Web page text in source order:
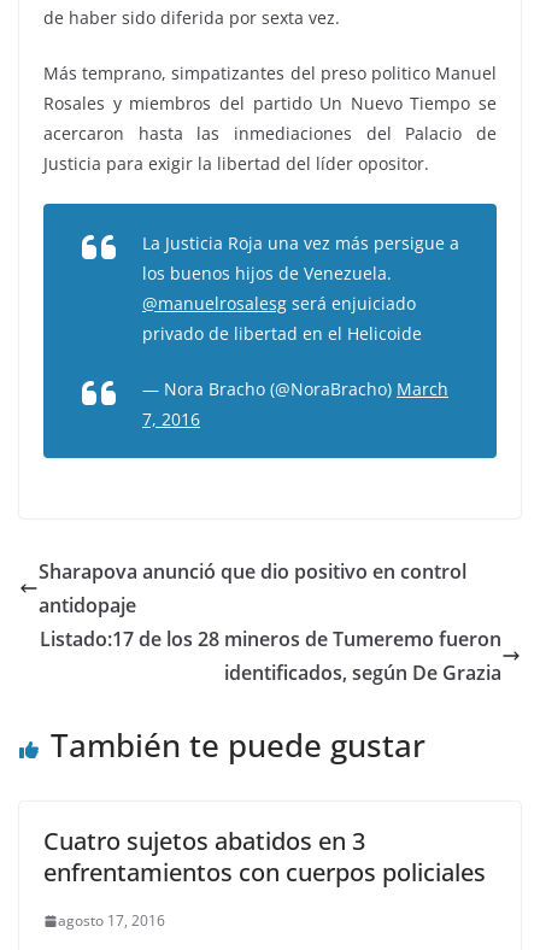
de haber sido diferida por sexta vez.
Más temprano, simpatizantes del preso politico Manuel
Rosales y miembros del partido Un Nuevo Tiempo se
acercaron hasta las inmediaciones del Palacio de
Justicia para exigir la libertad del líder opositor.
La Justicia Roja una vez más persigue a
los buenos hijos de Venezuela.
@manuelrosalesg será enjuiciado
privado de libertad en el Helicoide
— Nora Bracho (@NoraBracho) March
7, 2016
Sharapova anunció que dio positivo en control
antidopaje
Listado:17 de los 28 mineros de Tumeremo fueron
identificados, según De Grazia
También te puede gustar
Cuatro sujetos abatidos en 3
enfrentamientos con cuerpos policiales
agosto 17, 2016